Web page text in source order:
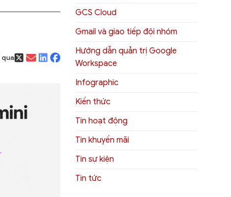
qua
GCS Cloud
Gmail và giao tiếp đội nhóm
Hướng dẫn quản trị Google
Workspace
Infographic
Kiến thức
Tin hoạt động
Tin khuyến mãi
Tin sự kiện
Tin tức